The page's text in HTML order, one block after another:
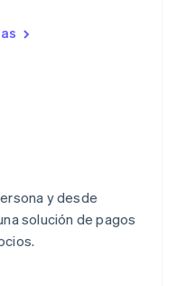
y desde
solución de pagos